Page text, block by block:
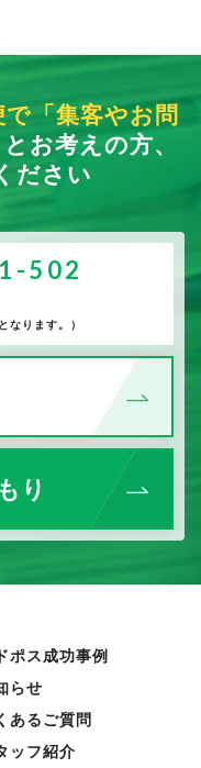
「集客やお問
とお考えの方、
ださい
502
なります。）
り
ポス成功事例
らせ
あるご質問
ッフ紹介